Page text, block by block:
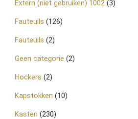
Extern (niet gebruiken) 1002 (3)
Fauteuils (126)
Fauteuils (2)
Geen categorie (2)
Hockers (2)
Kapstokken (10)
Kasten (230)